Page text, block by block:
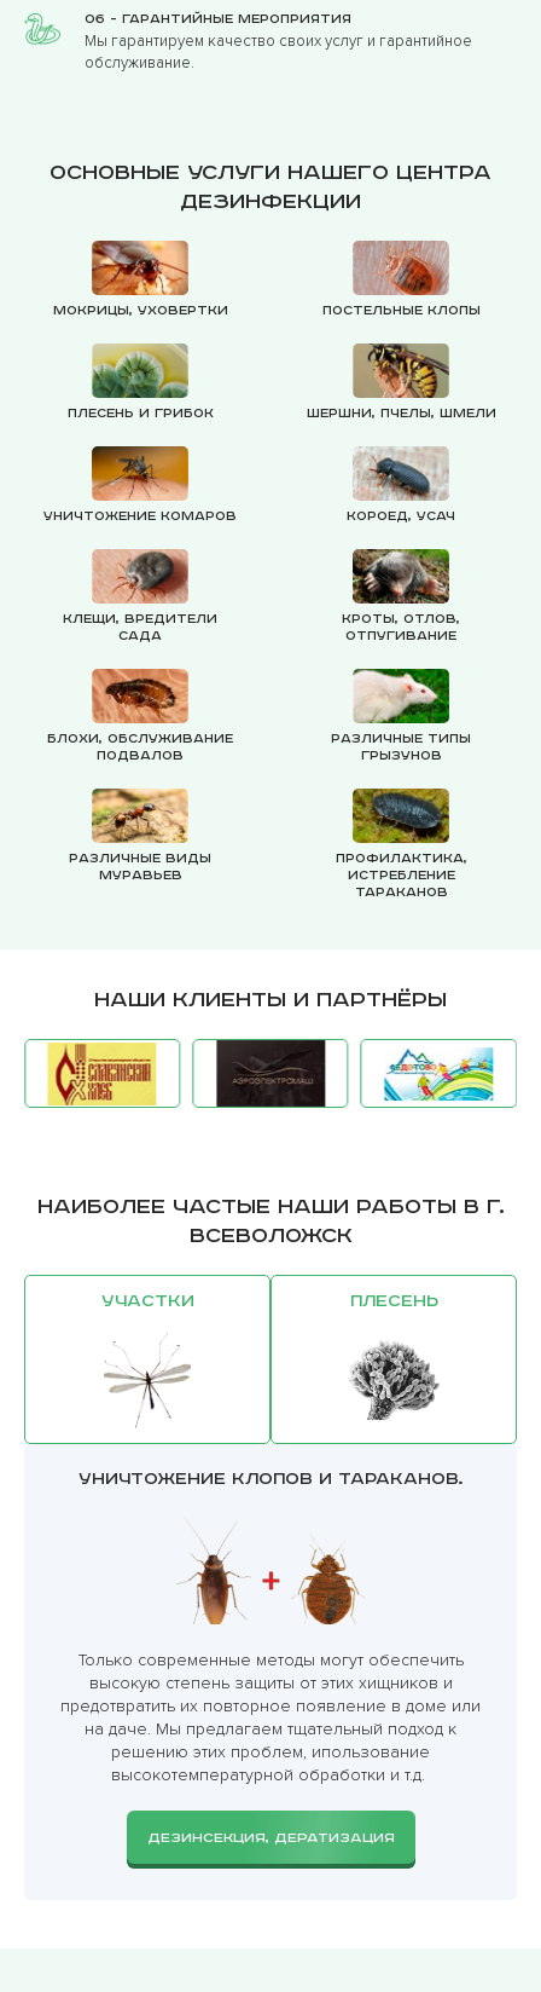
06 - Гарантийные мероприятия
Мы гарантируем качество своих услуг и гарантийное
обслуживание.
Основные услуги нашего центра
дезинфекции
Мокрицы, уховертки Постельные клопы
Плесень и грибок Шершни, пчелы, шмели
Уничтожение комаров Короед, усач
Клещи, вредители
сада
Кроты, отлов,
отпугивание
Блохи, обслуживание
подвалов
Различные типы
грызунов
Различные виды
муравьев
Профилактика,
истребление
тараканов
Наши клиенты и партнёры
Наиболее частые наши работы в г.
Всеволожск
Участки Плесень
Уничтожение клопов и тараканов.
Только современные методы могут обеспечить
высокую степень защиты от этих хищников и
предотвратить их повторное появление в доме или
на даче. Мы предлагаем тщательный подход к
решению этих проблем, ипользование
высокотемпературной обработки и т.д.
ДЕЗИНСЕКЦИЯ, ДЕРАТИЗАЦИЯ